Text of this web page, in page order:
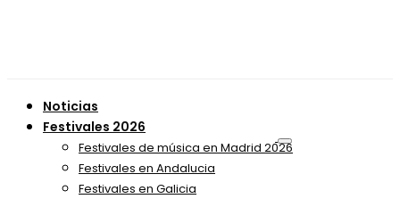
Noticias
Festivales 2026
Festivales de música en Madrid 2026
Festivales en Andalucia
Festivales en Galicia